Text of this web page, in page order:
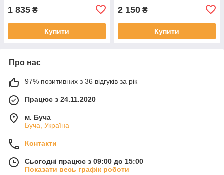
1 835 ₴
Купити
2 150 ₴
Купити
Про нас
97% позитивних з 36 відгуків за рік
Працює з 24.11.2020
м. Буча
Буча, Україна
Контакти
Сьогодні працює з 09:00 до 15:00
Показати весь графік роботи